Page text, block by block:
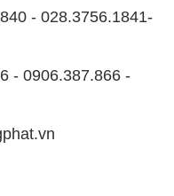
- 028.3756.1841-
- 0906.387.866 -